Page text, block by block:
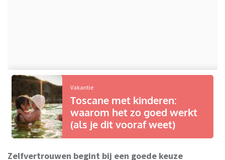
Vakantie
Toscane met kinderen:
waarom het zo goed werkt
(als je dit vooraf weet)
Zelfvertrouwen begint bij een goede keuze